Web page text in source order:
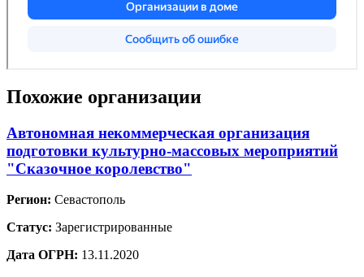
Похожие организации
Автономная некоммерческая организация
подготовки культурно-массовых мероприятий
"Сказочное королевство"
Регион: Севастополь
Статус: Зарегистрированные
Дата ОГРН: 13.11.2020